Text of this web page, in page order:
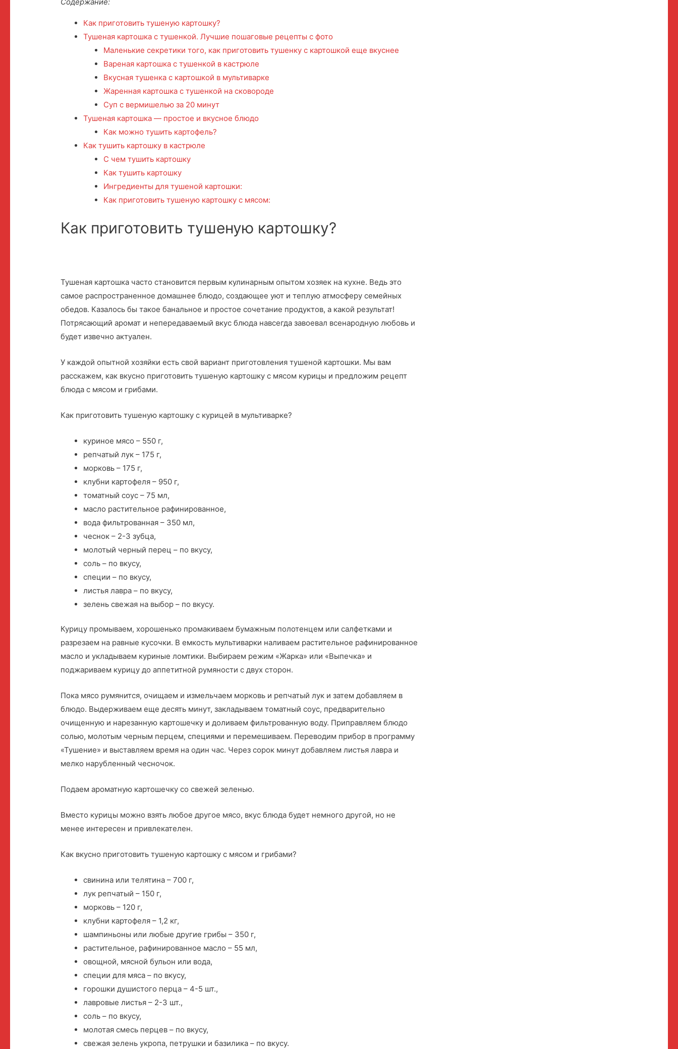
Как приготовить тушеную картошку?
Тушеная картошка с тушенкой. Лучшие пошаговые рецепты с фото
Маленькие секретики того, как приготовить тушенку с картошкой еще вкуснее
Вареная картошка с тушенкой в кастрюле
Вкусная тушенка с картошкой в мультиварке
Жаренная картошка с тушенкой на сковороде
Суп с вермишелью за 20 минут
Тушеная картошка — простое и вкусное блюдо
Как можно тушить картофель?
Как тушить картошку в кастрюле
С чем тушить картошку
Как тушить картошку
Ингредиенты для тушеной картошки:
Как приготовить тушеную картошку с мясом:
Как приготовить тушеную картошку?
Тушеная картошка часто становится первым кулинарным опытом хозяек на кухне. Ведь это
самое распространенное домашнее блюдо, создающее уют и теплую атмосферу семейных
обедов. Казалось бы такое банальное и простое сочетание продуктов, а какой результат!
Потрясающий аромат и непередаваемый вкус блюда навсегда завоевал всенародную любовь и
будет извечно актуален.
У каждой опытной хозяйки есть свой вариант приготовления тушеной картошки. Мы вам
расскажем, как вкусно приготовить тушеную картошку с мясом курицы и предложим рецепт
блюда с мясом и грибами.
Как приготовить тушеную картошку с курицей в мультиварке?
куриное мясо – 550 г,
репчатый лук – 175 г,
морковь – 175 г,
клубни картофеля – 950 г,
томатный соус – 75 мл,
масло растительное рафинированное,
вода фильтрованная – 350 мл,
чеснок – 2-3 зубца,
молотый черный перец – по вкусу,
соль – по вкусу,
специи – по вкусу,
листья лавра – по вкусу,
зелень свежая на выбор – по вкусу.
Курицу промываем, хорошенько промакиваем бумажным полотенцем или салфетками и
разрезаем на равные кусочки. В емкость мультиварки наливаем растительное рафинированное
масло и укладываем куриные ломтики. Выбираем режим «Жарка» или «Выпечка» и
поджариваем курицу до аппетитной румяности с двух сторон.
Пока мясо румянится, очищаем и измельчаем морковь и репчатый лук и затем добавляем в
блюдо. Выдерживаем еще десять минут, закладываем томатный соус, предварительно
очищенную и нарезанную картошечку и доливаем фильтрованную воду. Приправляем блюдо
солью, молотым черным перцем, специями и перемешиваем. Переводим прибор в программу
«Тушение» и выставляем время на один час. Через сорок минут добавляем листья лавра и
мелко нарубленный чесночок.
Подаем ароматную картошечку со свежей зеленью.
Вместо курицы можно взять любое другое мясо, вкус блюда будет немного другой, но не
менее интересен и привлекателен.
Как вкусно приготовить тушеную картошку с мясом и грибами?
свинина или телятина – 700 г,
лук репчатый – 150 г,
морковь – 120 г,
клубни картофеля – 1,2 кг,
шампиньоны или любые другие грибы – 350 г,
растительное, рафинированное масло – 55 мл,
овощной, мясной бульон или вода,
специи для мяса – по вкусу,
горошки душистого перца – 4-5 шт.,
лавровые листья – 2-3 шт.,
соль – по вкусу,
молотая смесь перцев – по вкусу,
свежая зелень укропа, петрушки и базилика – по вкусу.